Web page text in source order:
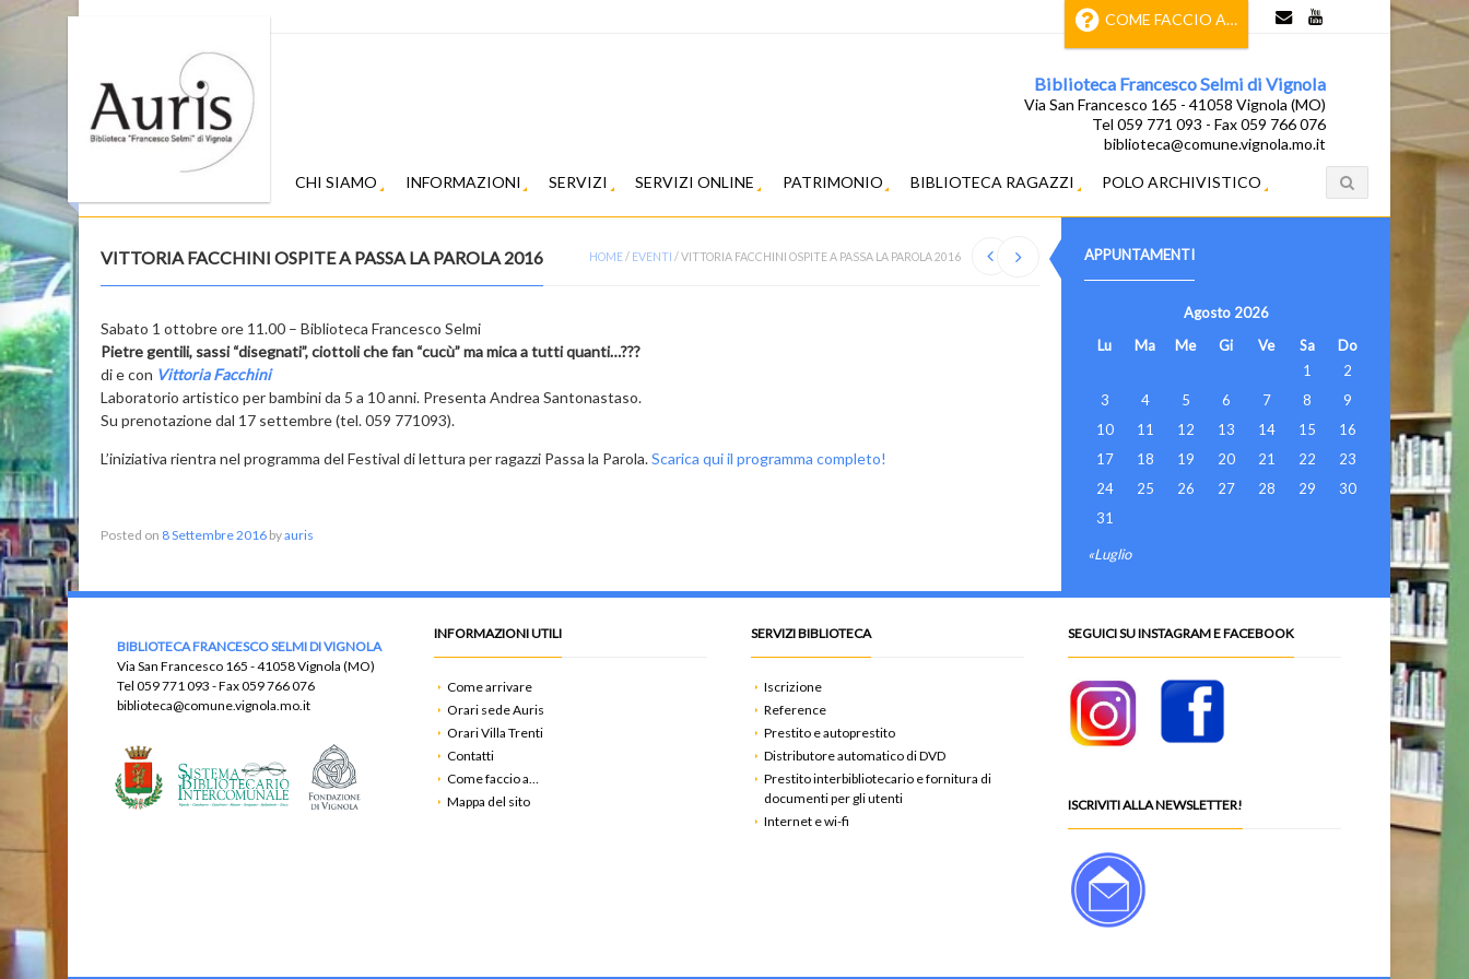
COME FACCIO A…
Biblioteca Francesco Selmi di Vignola
Via San Francesco 165 - 41058 Vignola (MO)
Tel 059 771 093 - Fax 059 766 076
biblioteca@comune.vignola.mo.it
CHI SIAMO INFORMAZIONI SERVIZI SERVIZI ONLINE PATRIMONIO BIBLIOTECA RAGAZZI POLO ARCHIVISTICO
APPUNTAMENTI
Agosto 2026
Lu
Ma Me Gi Ve Sa
Do
1
2
3
4 5 6 7 8
9
10
11 12 13 14 15
16
17
18 19 20 21 22
23
24
25 26 27 28 29
30
31
«Luglio
HOME/ EVENTI /VITTORIA FACCHINI OSPITE A PASSA LA PAROLA 2016
VITTORIA FACCHINI OSPITE A PASSA LA PAROLA 2016
Sabato 1 ottobre ore 11.00 – Biblioteca Francesco Selmi
Pietre gentili, sassi “disegnati”, ciottoli che fan “cucù” ma mica a tutti quanti…???
di e con Vittoria Facchini
Laboratorio artistico per bambini da 5 a 10 anni. Presenta Andrea Santonastaso.
Su prenotazione dal 17 settembre (tel. 059 771093).
L’iniziativa rientra nel programma del Festival di lettura per ragazzi Passa la Parola.Scarica qui il programma completo!
Posted on 8 Settembre 2016 byauris
BIBLIOTECA FRANCESCO SELMI DI VIGNOLA
Via San Francesco 165 - 41058 Vignola (MO)
Tel 059 771 093 - Fax059 766 076
biblioteca@comune.vignola.mo.it
INFORMAZIONI UTILI
Come arrivare
Orari sede Auris
Orari Villa Trenti
Contatti
Come faccio a…
Mappa del sito
SERVIZI BIBLIOTECA
Iscrizione
Reference
Prestito e autoprestito
Distributore automatico di DVD
Prestito interbibliotecario e fornitura di
documenti per gli utenti
Internet e wi-fi
SEGUICI SU INSTAGRAM E FACEBOOK
ISCRIVITI ALLA NEWSLETTER!